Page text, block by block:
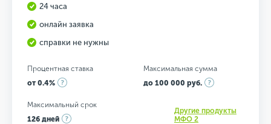
24 часа
онлайн заявка
справки не нужны
Процентная ставка
от 0.4%
Максимальная сумма
до 100 000 руб.
Максимальный срок
126 дней
Другие продукты
МФО 2